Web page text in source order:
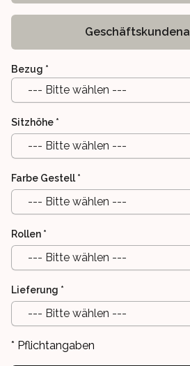
Bezug *
--- Bitte wählen ---
Sitzhöhe *
--- Bitte wählen ---
Farbe Gestell *
--- Bitte wählen ---
Rollen *
--- Bitte wählen ---
Lieferung *
--- Bitte wählen ---
* Pflichtangaben